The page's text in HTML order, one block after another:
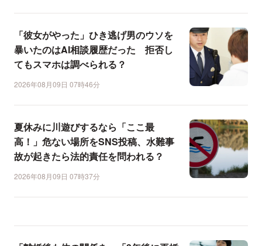
「彼女がやった」ひき逃げ男のウソを
暴いたのはAI相談履歴だった 拒否し
てもスマホは調べられる？
2026年08月09日 07時46分
夏休みに川遊びするなら「ここ最
高！」危ない場所をSNS投稿、水難事
故が起きたら法的責任を問われる？
2026年08月09日 07時37分